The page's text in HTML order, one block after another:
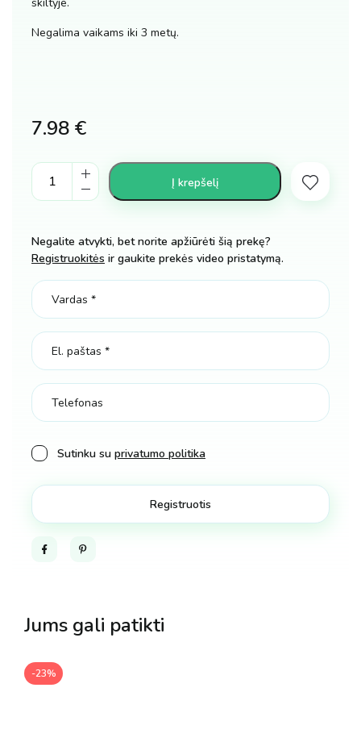
skiltyje.
Negalima vaikams iki 3 metų.
7.98 €
Needoh
squishy
kubas
antistresinis
sprite
pepsi
kiekis
Į krepšelį
Negalite atvykti, bet norite apžiūrėti šią prekę?
Registruokitės ir gaukite prekės video pristatymą.
Sutinku su privatumo politika
FacebookPinterest
Jums gali patikti
-23%